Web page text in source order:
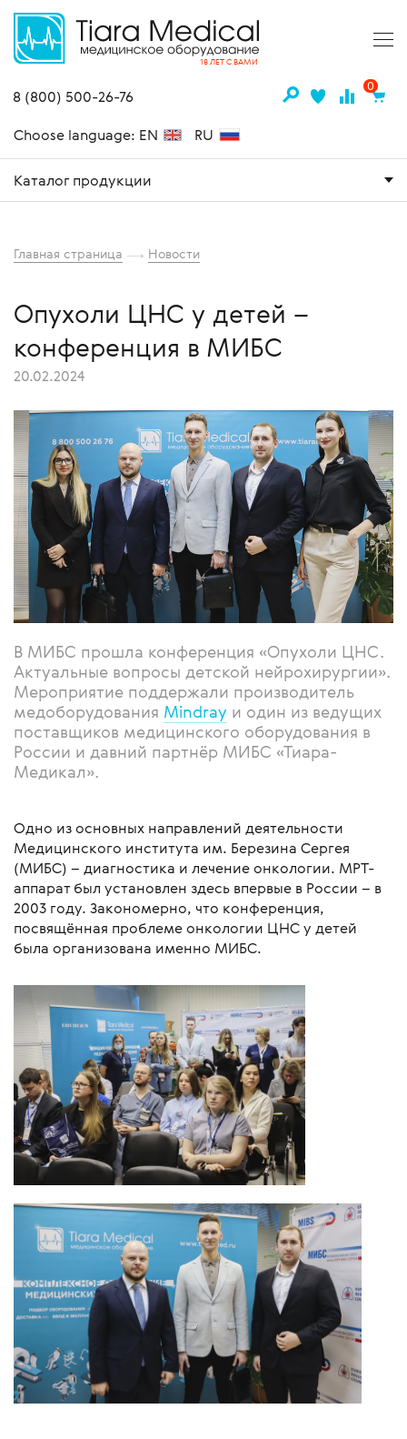
18 ЛЕТ С ВАМИ
8 (800) 500-26-76
0
Choose language: EN RU
Каталог продукции
Главная страница Новости
Опухоли ЦНС у детей –
конференция в МИБС
20.02.2024
В МИБС прошла конференция «Опухоли ЦНС.
Актуальные вопросы детской нейрохирургии».
Мероприятие поддержали производитель
медоборудования Mindray и один из ведущих
поставщиков медицинского оборудования в
России и давний партнёр МИБС «Тиара-
Медикал».
Одно из основных направлений деятельности
Медицинского института им. Березина Сергея
(МИБС) – диагностика и лечение онкологии. МРТ-
аппарат был установлен здесь впервые в России – в
2003 году. Закономерно, что конференция,
посвящённая проблеме онкологии ЦНС у детей
была организована именно МИБС.